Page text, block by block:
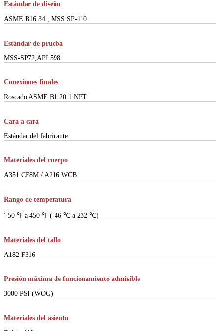
Estándar de diseño
ASME B16.34 , MSS SP-110
Estándar de prueba
MSS-SP72,API 598
Conexiones finales
Roscado ASME B1.20.1 NPT
Cara a cara
Estándar del fabricante
Materiales del cuerpo
A351 CF8M / A216 WCB
Rango de temperatura
'-50 ℉ a 450 ℉ (-46 ℃ a 232 ℃)
Materiales del tallo
A182 F316
Presión máxima de funcionamiento admisible
3000 PSI (WOG)
Materiales del asiento